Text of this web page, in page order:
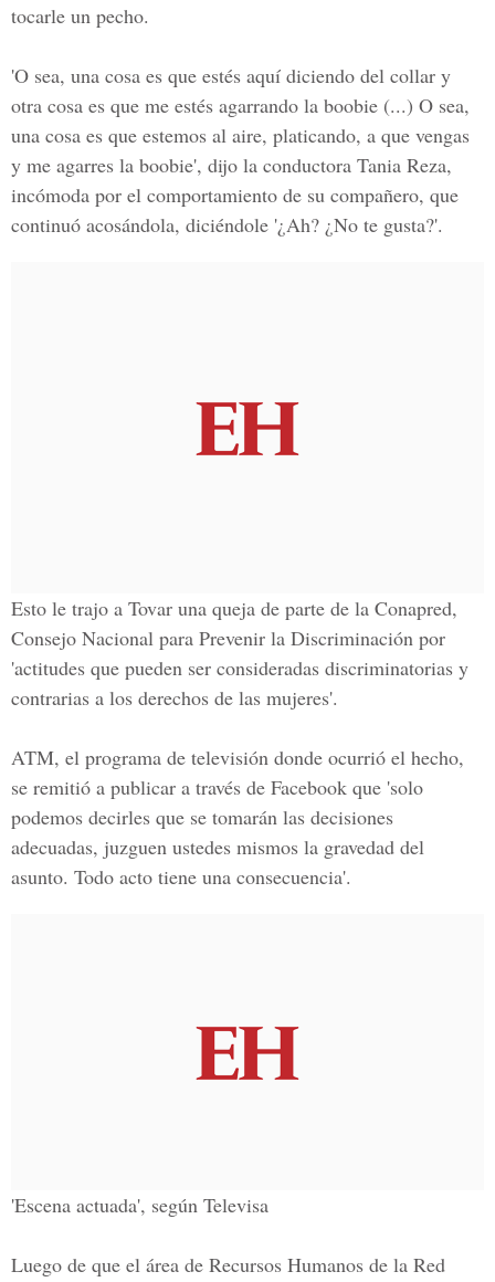
tocarle un pecho.
'O sea, una cosa es que estés aquí diciendo del collar y
otra cosa es que me estés agarrando la boobie (...) O sea,
una cosa es que estemos al aire, platicando, a que vengas
y me agarres la boobie', dijo la conductora Tania Reza,
incómoda por el comportamiento de su compañero, que
continuó acosándola, diciéndole '¿Ah? ¿No te gusta?'.
Esto le trajo a Tovar una queja de parte de la Conapred,
Consejo Nacional para Prevenir la Discriminación por
'actitudes que pueden ser consideradas discriminatorias y
contrarias a los derechos de las mujeres'.
ATM, el programa de televisión donde ocurrió el hecho,
se remitió a publicar a través de Facebook que 'solo
podemos decirles que se tomarán las decisiones
adecuadas, juzguen ustedes mismos la gravedad del
asunto. Todo acto tiene una consecuencia'.
'Escena actuada', según Televisa
Luego de que el área de Recursos Humanos de la Red